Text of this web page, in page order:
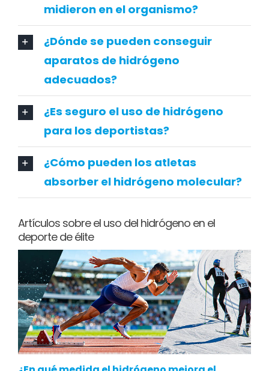
midieron en el organismo?
¿Dónde se pueden conseguir
aparatos de hidrógeno
adecuados?
¿Es seguro el uso de hidrógeno
para los deportistas?
¿Cómo pueden los atletas
absorber el hidrógeno molecular?
Artículos sobre el uso del hidrógeno en el
deporte de élite